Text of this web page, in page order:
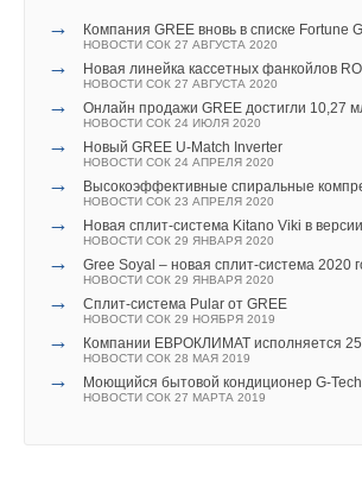
→ Компания GREE вновь в списке Fortune
НОВОСТИ СОК 27 АВГУСТА 2020
→ Новая линейка кассетных фанкойлов
НОВОСТИ СОК 27 АВГУСТА 2020
→ Онлайн продажи GREE достигли 10,27
НОВОСТИ СОК 24 ИЮЛЯ 2020
→ Новый GREE U-Match Inverter
НОВОСТИ СОК 24 АПРЕЛЯ 2020
→ Высокоэффективные спиральные
НОВОСТИ СОК 23 АПРЕЛЯ 2020
→ Новая сплит-система Kitano Viki в
НОВОСТИ СОК 29 ЯНВАРЯ 2020
→ Gree Soyal – новая сплит-система 2020
НОВОСТИ СОК 29 ЯНВАРЯ 2020
→ Сплит-система Pular от GREE
НОВОСТИ СОК 29 НОЯБРЯ 2019
→ Компании ЕВРОКЛИМАТ исполняется
НОВОСТИ СОК 28 МАЯ 2019
→ Моющийся бытовой кондиционер G-Tech
НОВОСТИ СОК 27 МАРТА 2019
В этой теме еще нет комментариев
Добавить комментарий
Ваше имя *
Ваш E-mail *
Текст комментария
Текст комментария